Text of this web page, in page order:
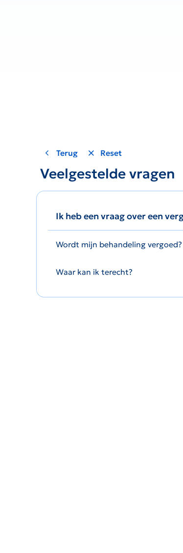
Terug Reset
Veelgestelde vragen
Ik heb een vraag over een
Wordt mijn behandeling vergoed?
Waar kan ik terecht?